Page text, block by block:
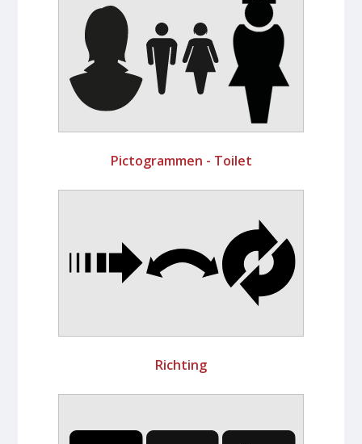
Pictogrammen - Toilet
Richting